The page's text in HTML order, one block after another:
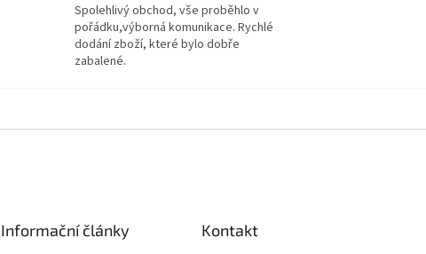
Spolehlivý obchod, vše proběhlo v
pořádku,výborná komunikace. Rychlé
dodání zboží, které bylo dobře
zabalené.
Informační články Kontakt